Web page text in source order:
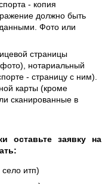
- копия
должно быть
Фото или
страницы
фото), нотариальный
- страницу с ним).
карты (кроме
сканированные в
оставьте заявку на
итп)